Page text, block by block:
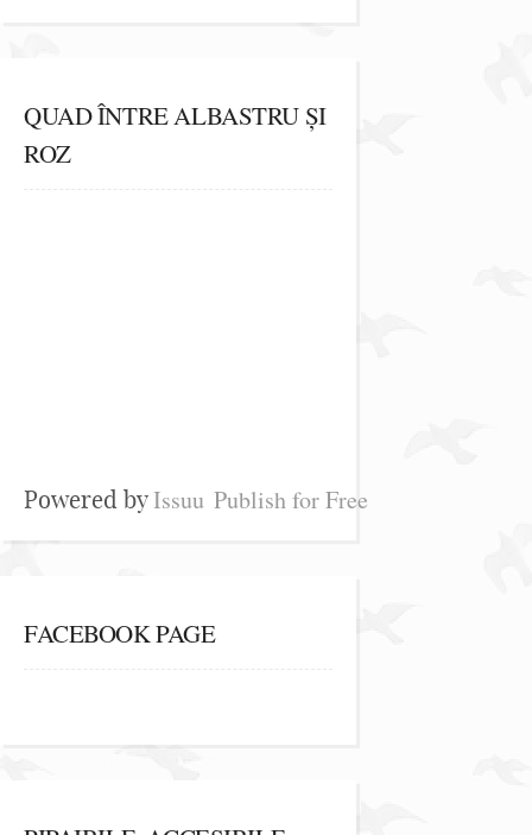
QUAD ÎNTRE ALBASTRU ȘI
ROZ
Powered byIssuu Publish for Free
FACEBOOK PAGE